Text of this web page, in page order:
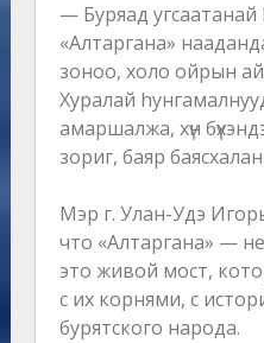
— Буряад угсаатанай
«Алтаргана»
зоноо, холо ойрын
Хуралай
амаршалжа, хүн
зориг, баяр баясхалан
Мэр г. Улан-Удэ
что «Алтаргана» —
это живой мост,
с их корнями, с
бурятского народа.